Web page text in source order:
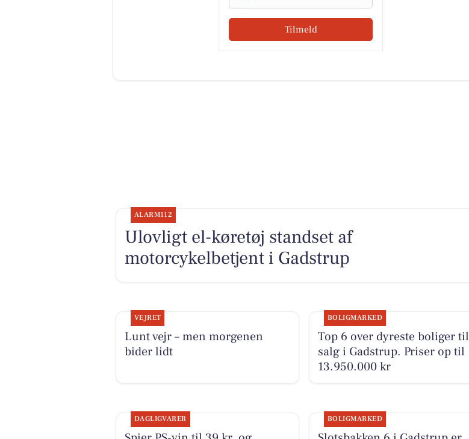
Tilmeld
ALARM112
Ulovligt el-køretøj standset af
motorcykelbetjent i Gadstrup
VEJRET
Lunt vejr – men morgenen
bider lidt
BOLIGMARKED
Top 6 over dyreste boliger til
salg i Gadstrup. Priser op til
13.950.000 kr
DAGLIGVARER BOLIGMARKED